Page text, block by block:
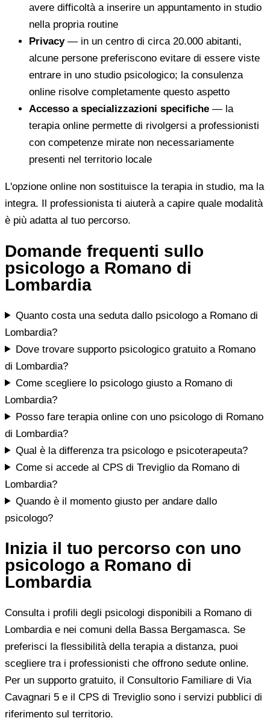
avere difficoltà a inserire un appuntamento in studio
nella propria routine
Privacy— in un centro di circa 20.000 abitanti,
alcune persone preferiscono evitare di essere viste
entrare in uno studio psicologico; la consulenza
online risolve completamente questo aspetto
Accesso a specializzazioni specifiche — la
terapia online permette di rivolgersi a professionisti
con competenze mirate non necessariamente
presenti nel territorio locale
L'opzione online non sostituisce la terapia in studio, ma la
integra. Il professionista ti aiuterà a capire quale modalità
è più adatta al tuo percorso.
Domande frequenti sullo
psicologo a Romano di
Lombardia
Quanto costa una seduta dallo psicologo a Romano di
Lombardia?
Dove trovare supporto psicologico gratuito a Romano
di Lombardia?
Come scegliere lo psicologo giusto a Romano di
Lombardia?
Posso fare terapia online con uno psicologo di Romano
di Lombardia?
Qual è la differenza tra psicologo e psicoterapeuta?
Come si accede al CPS di Treviglio da Romano di
Lombardia?
Quando è il momento giusto per andare dallo
psicologo?
Inizia il tuo percorso con uno
psicologo a Romano di
Lombardia
Consulta i profili degli psicologi disponibili a Romano di
Lombardia e nei comuni della Bassa Bergamasca. Se
preferisci la flessibilità della terapia a distanza, puoi
scegliere tra i professionisti che offrono sedute online.
Per un supporto gratuito, il Consultorio Familiare di Via
Cavagnari 5 e il CPS di Treviglio sono i servizi pubblici di
riferimento sul territorio.